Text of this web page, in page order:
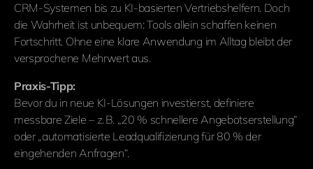
CRM-Systemen bis zu KI-basierten Vertriebshelfern. Doch
die Wahrheit ist unbequem: Tools allein schaffen keinen
Fortschritt. Ohne eine klare Anwendung im Alltag bleibt der
versprochene Mehrwert aus.
Praxis-Tipp:
Bevor du in neue KI-Lösungen investierst, definiere
messbare Ziele – z. B. „20 % schnellere Angebotserstellung“
oder „automatisierte Leadqualifizierung für 80 % der
eingehenden Anfragen“.